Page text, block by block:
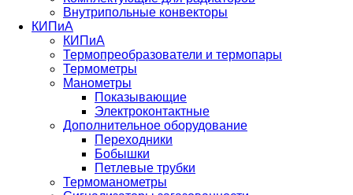
Внутрипольные конвекторы
КИПиА
КИПиА
Термопреобразователи и термопары
Термометры
Манометры
Показывающие
Электроконтактные
Дополнительное оборудование
Переходники
Бобышки
Петлевые трубки
Термоманометры